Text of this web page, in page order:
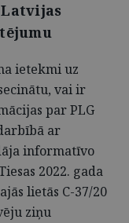
ietekmi uz
vai ir
par PLG
ar
informatīvo
2022. gada
lietās C-37/20
ziņu